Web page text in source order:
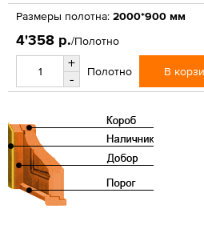
Размеры полотна: 2000*900 мм
4'358 р./Полотно
+
-
Полотно В